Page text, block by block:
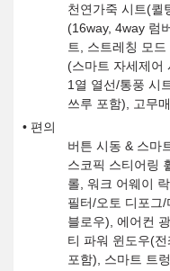
천연가죽 시트(퀼
(16way, 4way 럼
트, 스트레칭 모
(스마트 자세제어
1열 열선/통풍 시
쓰루 포함), 고무
편의
버튼 시동 & 스마
스코픽 스티어링
롤, 워크 어웨이
필터/오토 디포그
블로우), 에어컨
티 파워 윈도우(
포함), 스마트 트